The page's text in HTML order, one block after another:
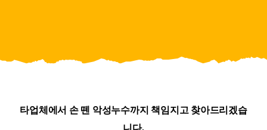
블로그
타업체에서 손 뗀 악성누수까지 책임지고 찾아드리겠습